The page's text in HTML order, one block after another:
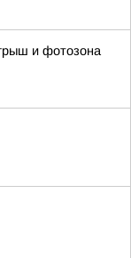
и фотозона